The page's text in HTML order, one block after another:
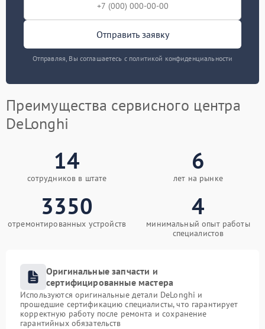
Отправить заявку
Отправляя, Вы соглашаетесь с политикой конфиденциальности
Преимущества сервисного центра
DeLonghi
14
сотрудников в штате
6
лет на рынке
3350
отремонтированных устройств
4
минимальный опыт работы
специалистов
Оригинальные запчасти и
сертифицированные мастера
Используются оригинальные детали DeLonghi и
прошедшие сертификацию специалисты, что гарантирует
корректную работу после ремонта и сохранение
гарантийных обязательств